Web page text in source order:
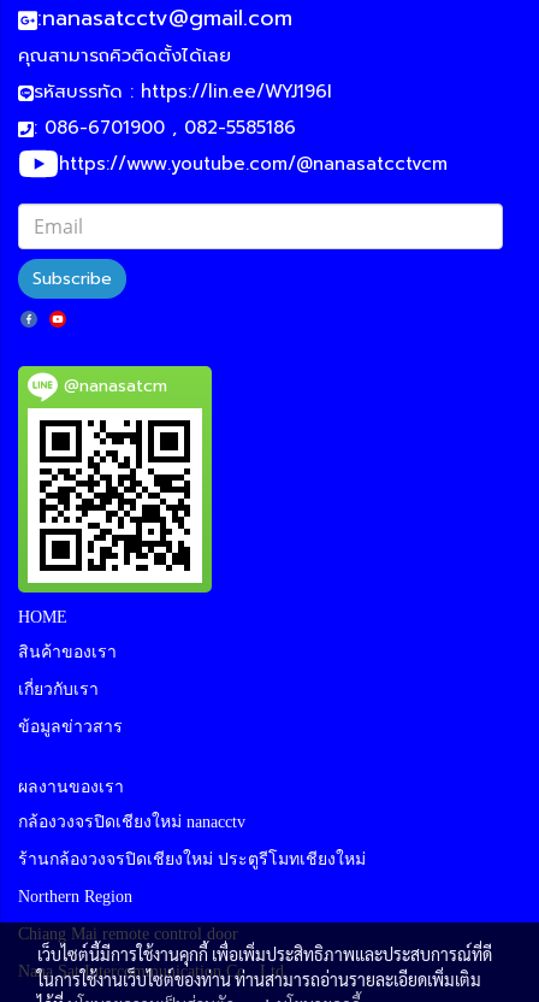
:nanasatcctv@gmail.com
คุณสามารถคิวติดตั้งได้เลย
รหัสบรรทัด : https://lin.ee/WYJ196I
: 086-6701900 , 082-5585186
https://www.youtube.com/@nanasatcctvcm
Subscribe
@nanasatcm
HOME
สินค้าของเรา
เกี่ยวกับเรา
ข้อมูลข่าวสาร
ผลงานของเรา
กล้องวงจรปิดเชียงใหม่ nanacctv
ร้านกล้องวงจรปิดเชียงใหม่ ประตูรีโมทเชียงใหม่
Northern Region
Chiang Mai remote control door
Nana Sat Intercommunication Co., Ltd
เว็บไซต์นี้มีการใช้งานคุกกี้ เพื่อเพิ่มประสิทธิภาพและประสบการณ์ที่ดี
ในการใช้งานเว็บไซต์ของท่าน ท่านสามารถอ่านรายละเอียดเพิ่มเติม